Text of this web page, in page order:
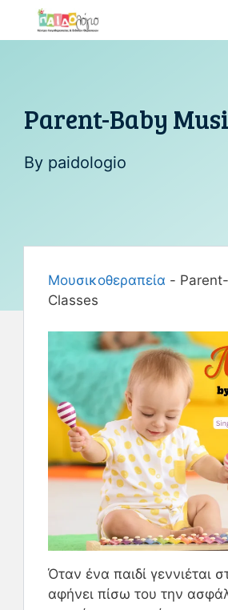
Parent-Baby
By paidologio
Μουσικοθεραπεία -
Classes
Όταν ένα παιδί γεννιέται
αφήνει πίσω του την